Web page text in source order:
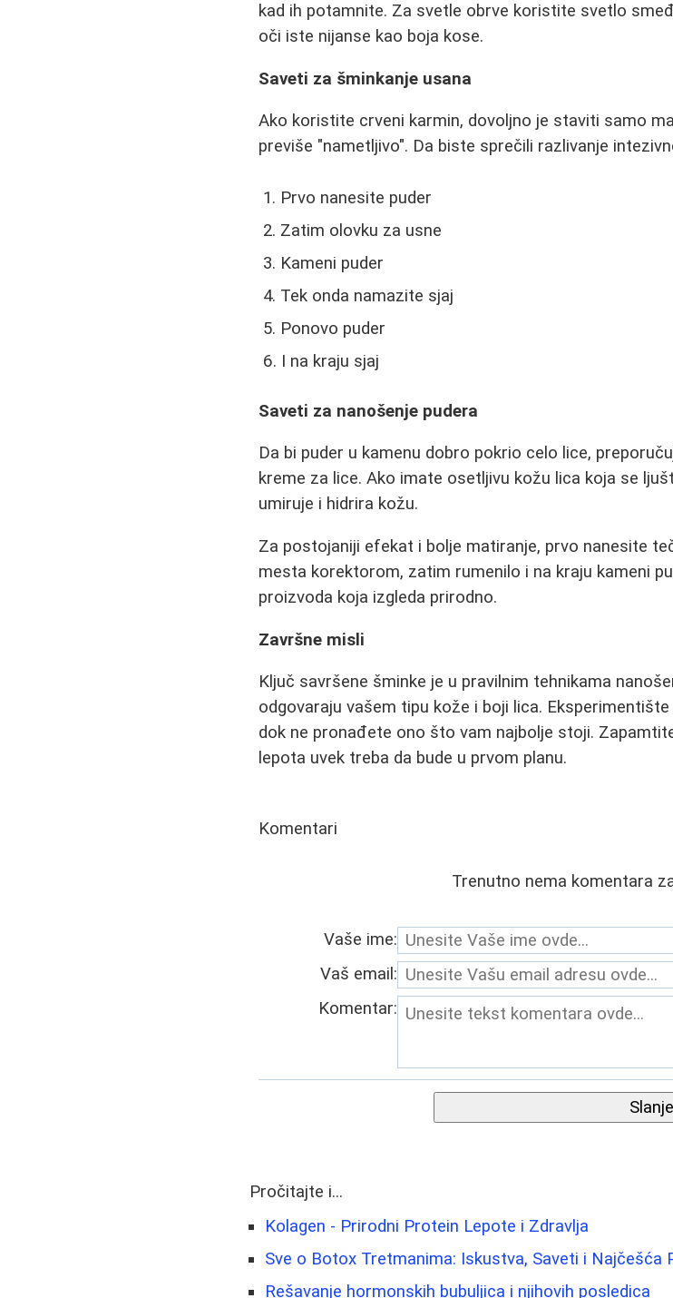
kad ih potamnite. Za svetle obrve koristite svetlo
oči iste nijanse kao boja kose.
Saveti za šminkanje usana
Ako koristite crveni karmin, dovoljno je staviti samo
previše "nametljivo". Da biste sprečili razlivanje
Prvo nanesite puder
Zatim olovku za usne
Kameni puder
Tek onda namazite sjaj
Ponovo puder
I na kraju sjaj
Saveti za nanošenje pudera
Da bi puder u kamenu dobro pokrio celo lice,
kreme za lice. Ako imate osetljivu kožu lica koja se
umiruje i hidrira kožu.
Za postojaniji efekat i bolje matiranje, prvo nanesite
mesta korektorom, zatim rumenilo i na kraju kameni
proizvoda koja izgleda prirodno.
Završne misli
Ključ savršene šminke je u pravilnim tehnikama
odgovaraju vašem tipu kože i boji lica.
dok ne pronađete ono što vam najbolje stoji.
lepota uvek treba da bude u prvom planu.
Komentari
Trenutno nema komentara
Vaše ime:
Vaš email:
Komentar:
Pročitajte i...
Kolagen - Prirodni Protein Lepote i Zdravlja
Sve o Botox Tretmanima: Iskustva, Saveti i Najčešća
Rešavanje hormonskih bubuljica i njihovih posledica